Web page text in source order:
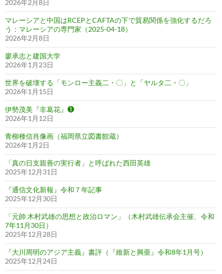
2026年2月8日
マレーシアと中国はRCEPとCAFTAの下で貿易関係を強化するだろ
う：マレーシアの専門家（2025-04-18）
2026年2月8日
廖承志と建国大学
2026年1月23日
世界を破壊する「モンロー主義二・〇」と「ヤルタ二・〇」
2026年1月15日
伊勢茂美『非葛花』❶
2026年1月12日
青柳種信肖像画（福岡県立図書館蔵）
2026年1月2日
「真の日支親善の実行者」と呼ばれた西田英雄
2025年12月31日
『通信文化新報』令和７年記事
2025年12月30日
「元帥 木村武雄の思想と政治ロマン」（木村武雄伝承会主催、令和
7年11月30日）
2025年12月28日
『大川周明のアジア主義』書評（『維新と興亜』令和8年1月号）
2025年12月24日